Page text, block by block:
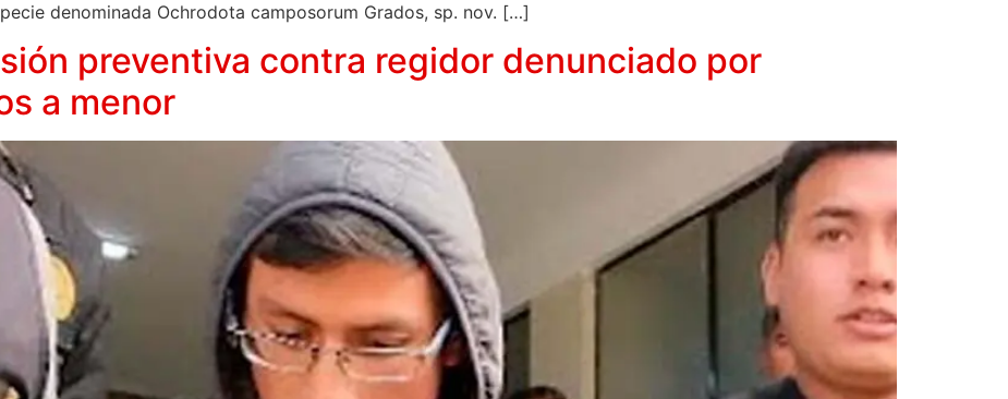
denominada Ochrodota camposorum Grados, sp. nov. […]
preventiva contra regidor denunciado por
a menor